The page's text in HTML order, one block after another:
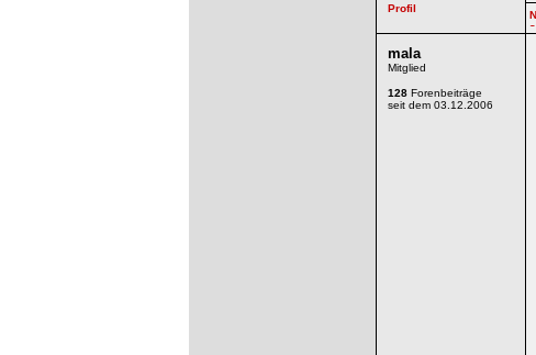
mala
Mitglied
128 Forenbeiträge
seit dem 03.12.2006